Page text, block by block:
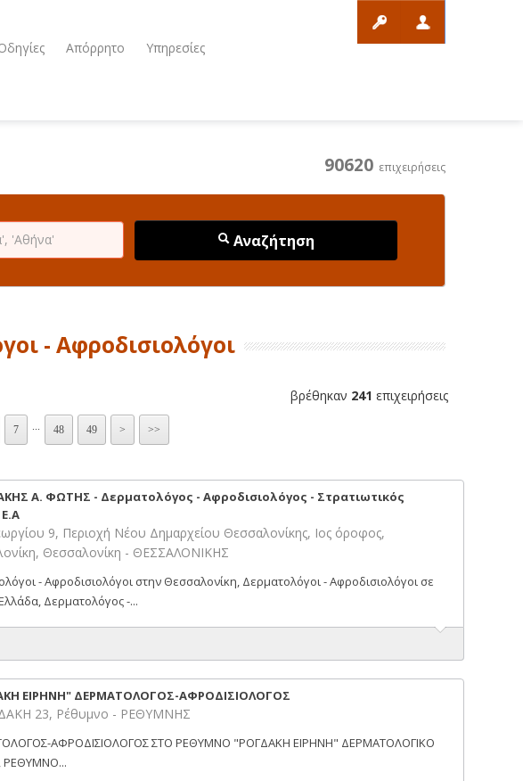
Απόρρητο Υπηρεσίες
90620 επιχειρήσεις
Αναζήτηση
- Αφροδισιολόγοι
βρέθηκαν 241 επιχειρήσεις
7 ... 48 49 > >>
Α. ΦΩΤΗΣ - Δερματολόγος - Αφροδισιολόγος - Στρατιωτικός
9, Περιοχή Νέου Δημαρχείου Θεσσαλονίκης, Ιος όροφος,
Θεσσαλονίκη - ΘΕΣΣΑΛΟΝΙΚΗΣ
- Αφροδισιολόγοι στην Θεσσαλονίκη, Δερματολόγοι - Αφροδισιολόγοι σε
Δερματολόγος -...
ΕΙΡΗΝΗ" ΔΕΡΜΑΤΟΛΟΓΟΣ-ΑΦΡΟΔΙΣΙΟΛΟΓΟΣ
23, Ρέθυμνο - ΡΕΘΥΜΝΗΣ
ΑΦΡΟΔΙΣΙΟΛΟΓΟΣ ΣΤΟ ΡΕΘΥΜΝΟ "ΡΟΓΔΑΚΗ ΕΙΡΗΝΗ" ΔΕΡΜΑΤΟΛΟΓΙΚΟ
ΡΕΘΥΜΝΟ...